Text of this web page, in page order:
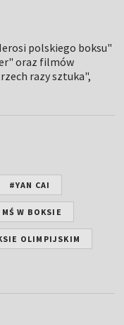
polskiego boksu"
oraz filmów
razy sztuka",
#YAN CAI
W BOKSIE
OLIMPIJSKIM